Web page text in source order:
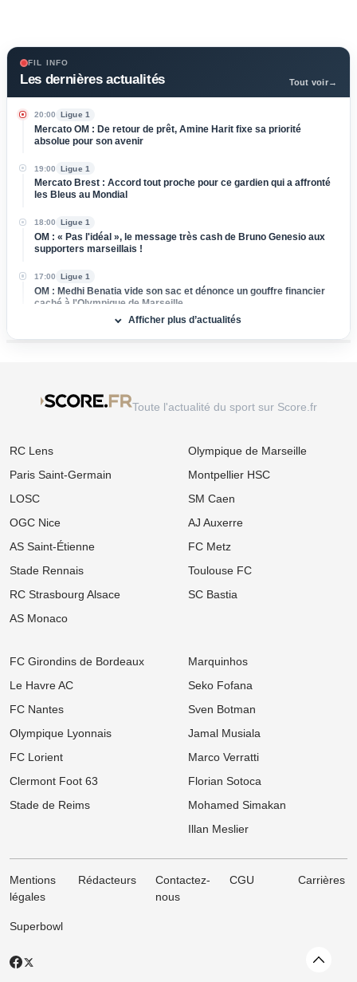
FIL INFO
Les dernières actualités Tout voir→
20:00 Ligue 1
Mercato OM : De retour de prêt, Amine Harit fixe sa priorité
absolue pour son avenir
19:00 Ligue 1
Mercato Brest : Accord tout proche pour ce gardien qui a affronté
les Bleus au Mondial
18:00 Ligue 1
OM : « Pas l'idéal », le message très cash de Bruno Genesio aux
supporters marseillais !
17:00 Ligue 1
OM : Medhi Benatia vide son sac et dénonce un gouffre financier
caché à l'Olympique de Marseille
Mercato Lens : Un attaquant de Benfica dans le viseur, la Lazio
prend de vitesse les Sang et Or
Mercato : L'OM passe à l'attaque pour s'offrir une sensation
Mercato OM : Accord de principe trouvé avec la Real Sociedad
pour un patron de la défense
12:00 Ligue 1
tentée par les Sang et Or
11:00 Ligue 1
Mercato OM : Place de numéro 1 promise, mais ce crack de
OL : Pourquoi Paulo Fonseca va quitter le club à l'issue de son
contrat
09:00 Ligue 1
15 M€
07/08 Ligue 1
Mercato PSG : Après Barcola, un autre crack pousse pour un
départ
Mercato OM : OM : Le Bayer Leverkusen fait sauter le verrou pour
Afficher plus d’actualités
Toute l'actualité du sport sur Score.fr
RC Lens
Paris Saint-Germain
LOSC
OGC Nice
AS Saint-Étienne
Stade Rennais
RC Strasbourg Alsace
AS Monaco
Olympique de Marseille
Montpellier HSC
SM Caen
AJ Auxerre
FC Metz
Toulouse FC
SC Bastia
FC Girondins de Bordeaux
Le Havre AC
FC Nantes
Olympique Lyonnais
FC Lorient
Clermont Foot 63
Stade de Reims
Marquinhos
Seko Fofana
Sven Botman
Jamal Musiala
Marco Verratti
Florian Sotoca
Mohamed Simakan
Illan Meslier
Mentions
légales
Rédacteurs
Contactez-
nous
CGU Carrières
Superbowl